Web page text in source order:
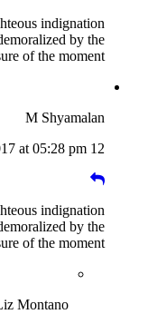
indignation
by the
of the moment
M Shyamalan
12 May 2017 at 05:28 pm
indignation
by the
of the moment
Montano